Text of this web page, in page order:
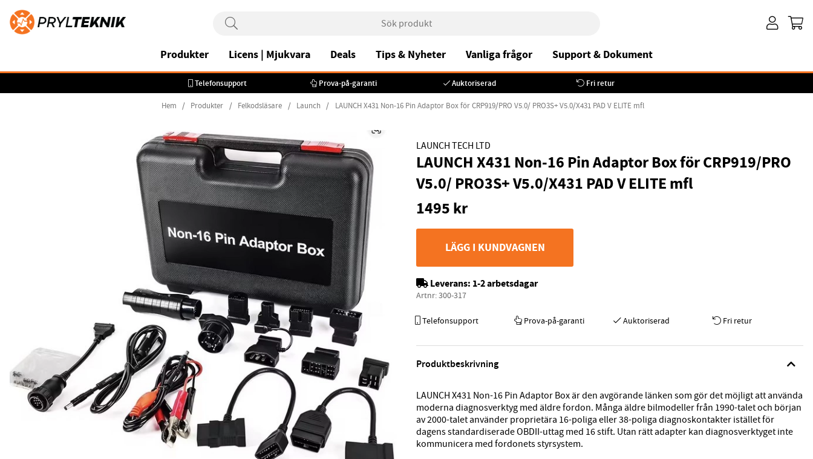
Telefonsupport Prova-på-garanti Auktoriserad Fri retur
Produkter Licens | Mjukvara Deals Tips & Nyheter Vanliga frågor Support & Dokument
Hem Produkter Felkodsläsare Launch LAUNCH X431 Non-16 Pin Adaptor Box för CRP919/PRO V5.0/ PRO3S+ V5.0/X431 PAD V ELITE mfl
LAUNCH TECH LTD
LAUNCH X431 Non-16 Pin Adaptor Box för CRP919/PRO
V5.0/ PRO3S+ V5.0/X431 PAD V ELITE mfl
1495 kr
LÄGG I KUNDVAGNEN
Leverans: 1-2 arbetsdagar
Artnr:300-317
Telefonsupport Prova-på-garanti Auktoriserad Fri retur
Produktbeskrivning
LAUNCH X431 Non-16 Pin Adaptor Box är den avgörande länken som gör det möjligt att använda
moderna diagnosverktyg med äldre fordon. Många äldre bilmodeller från 1990-talet och början
av 2000-talet använder proprietära 16-poliga eller 38-poliga diagnoskontakter istället för
dagens standardiserade OBDII-uttag med 16 stift. Utan rätt adapter kan diagnosverktyget inte
kommunicera med fordonets styrsystem.